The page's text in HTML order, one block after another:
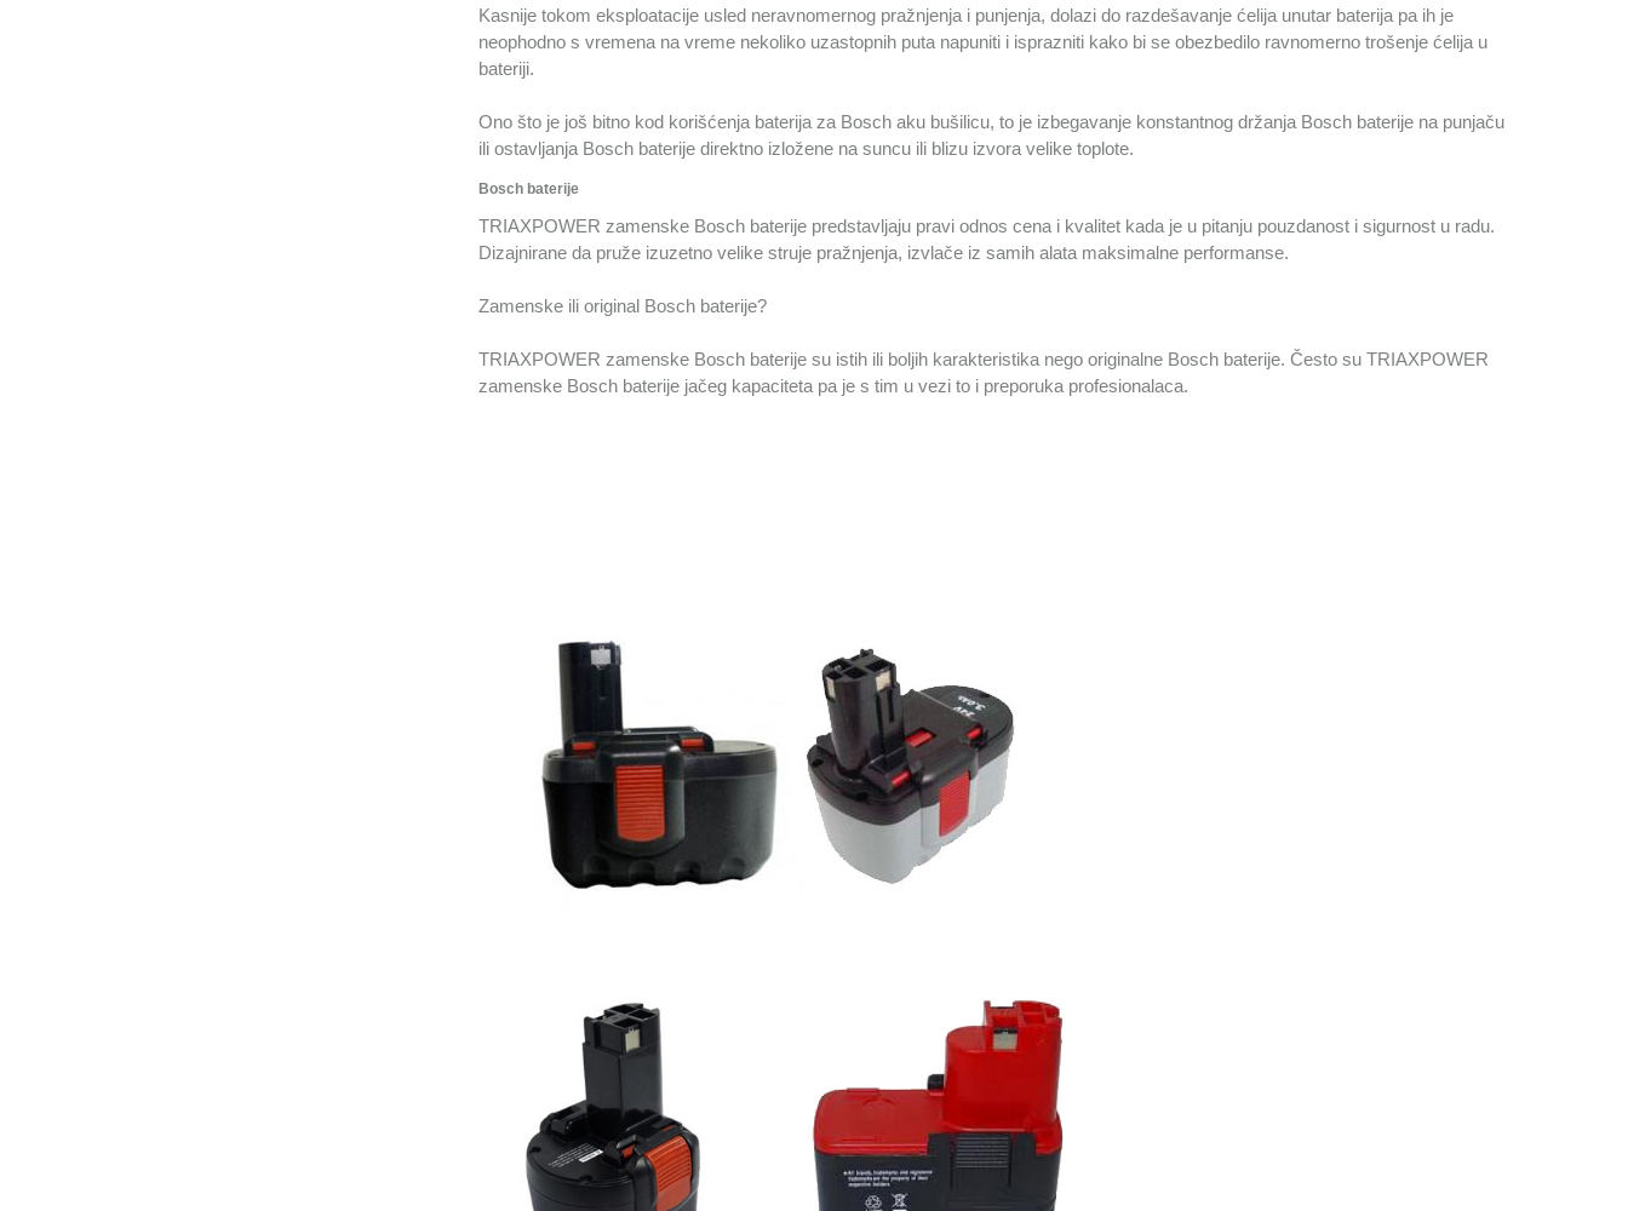
Kasnije tokom eksploatacije usled neravnomernog pražnjenja i punjenja, dolazi do razdešavanje ćelija unutar baterija pa ih je
neophodno s vremena na vreme nekoliko uzastopnih puta napuniti i isprazniti kako bi se obezbedilo ravnomerno trošenje ćelija u
bateriji.
Ono što je još bitno kod korišćenja baterija za Bosch aku bušilicu, to je izbegavanje konstantnog držanja Bosch baterije na punjaču
ili ostavljanja Bosch baterije direktno izložene na suncu ili blizu izvora velike toplote.
Bosch baterije
TRIAXPOWER zamenske Bosch baterije predstavljaju pravi odnos cena i kvalitet kada je u pitanju pouzdanost i sigurnost u radu.
Dizajnirane da pruže izuzetno velike struje pražnjenja, izvlače iz samih alata maksimalne performanse.
Zamenske ili original Bosch baterije?
TRIAXPOWER zamenske Bosch baterije su istih ili boljih karakteristika nego originalne Bosch baterije. Često su TRIAXPOWER
zamenske Bosch baterije jačeg kapaciteta pa je s tim u vezi to i preporuka profesionalaca.